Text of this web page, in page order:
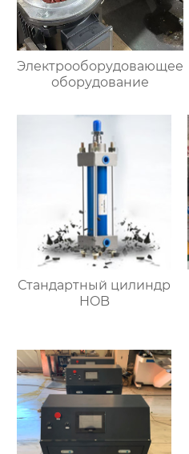
Электрооборудовающее
оборудование
Стандартный цилиндр
HOB